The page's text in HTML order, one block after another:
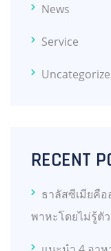
News
Service
RECENT
ธาลัสซีเมียคื
พาหะโดยไม่รู้ตัว